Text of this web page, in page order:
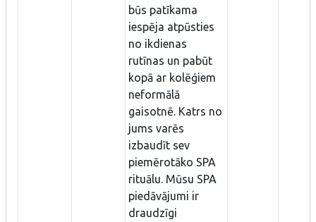
būs patīkama
iespēja atpūsties
no ikdienas
rutīnas un pabūt
kopā ar kolēģiem
neformālā
gaisotnē. Katrs no
jums varēs
izbaudīt sev
piemērotāko SPA
rituālu. Mūsu SPA
piedāvājumi ir
draudzīgi